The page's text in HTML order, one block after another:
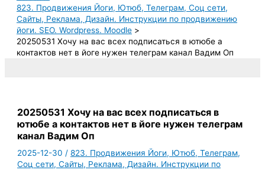
823. Продвижения Йоги, Ютюб, Телеграм, Соц сети,
Сайты, Реклама, Дизайн. Инструкции по продвижению
йоги. SEO. Wordpress. Moodle
20250531 Хочу на вас всех подписаться в ютюбе а
контактов нет в йоге нужен телеграм канал Вадим Оп
20250531 Хочу на вас всех подписаться в
ютюбе а контактов нет в йоге нужен телеграм
канал Вадим Оп
2025-12-30/823. Продвижения Йоги, Ютюб, Телеграм,
Соц сети, Сайты, Реклама, Дизайн. Инструкции по